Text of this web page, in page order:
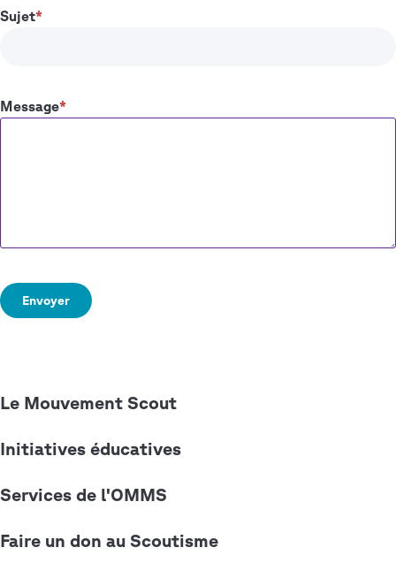
Sujet
Message
Quick
Le Mouvement Scout
Initiatives éducatives
Services de l'OMMS
Faire un don au Scoutisme